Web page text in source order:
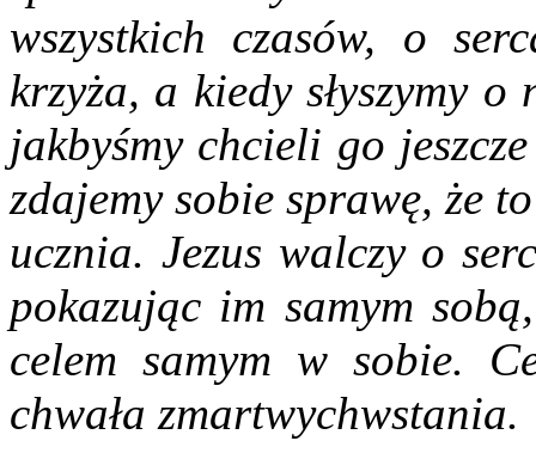
wszystkich czasów, o
krzyża, a kiedy słyszymy
jakbyśmy chcieli go
zdajemy sobie sprawę, że
ucznia. Jezus walczy o
pokazując im samym
celem samym w sobie.
chwała zmartwychwstania.